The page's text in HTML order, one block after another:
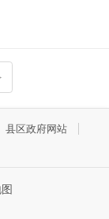
县区政府网站